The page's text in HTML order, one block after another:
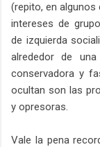
(repito, en
intereses de
de izquierda
alrededor de
conservadora y
ocultan son las
y opresoras.
Vale la pena